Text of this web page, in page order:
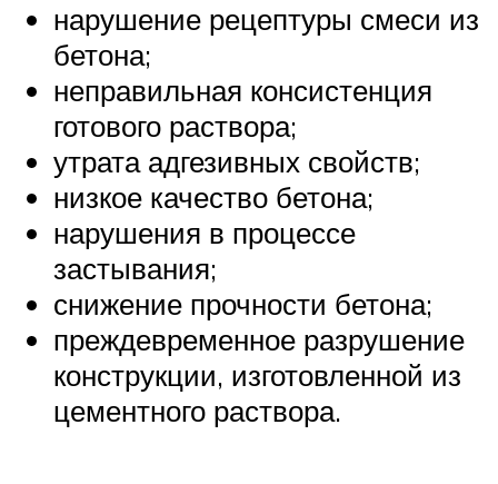
нарушение рецептуры смеси из
бетона;
неправильная консистенция
готового раствора;
утрата адгезивных свойств;
низкое качество бетона;
нарушения в процессе
застывания;
снижение прочности бетона;
преждевременное разрушение
конструкции, изготовленной из
цементного раствора.